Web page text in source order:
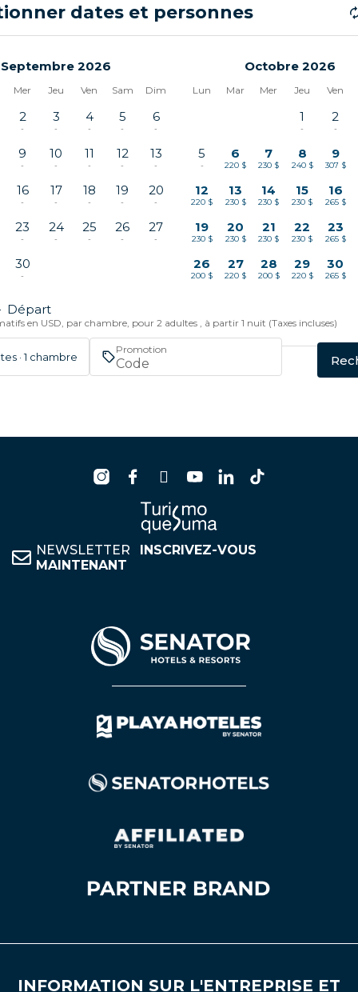
dates et personnes
Septembre 2026
Mer Jeu Ven Sam Dim
2
-
3
-
4
-
5
-
6
-
9
-
10
-
11
-
12
-
13
-
16
-
17
-
18
-
19
-
20
-
23
-
24
-
25
-
26
-
27
-
30
-
Octobre 2026
Lun Mar Mer Jeu Ven
1
-
2
-
5
-
6
220 $
7
230 $
8
240 $
9
307 $
12
220 $
13
230 $
14
230 $
15
230 $
16
265 $
19
230 $
20
230 $
21
230 $
22
230 $
23
265 $
26
200 $
27
220 $
28
200 $
29
220 $
30
265 $
Départ
en USD, par chambre, pour 2 adultes , à partir 1 nuit (Taxes incluses)
· 1 chambre
Promotion
NEWSLETTER
INSCRIVEZ-VOUS
MAINTENANT
INFORMATION SUR L'ENTREPRISE ET